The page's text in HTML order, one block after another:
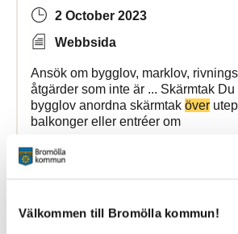
Välkommen till Bromölla kommun!
2 October 2023
Webbsida
Ansök om bygglov, marklov,
åtgärder som inte är ... Skärmtak
bygglov anordna skärmtak över
balkonger eller entréer om
Bromölla Kommun